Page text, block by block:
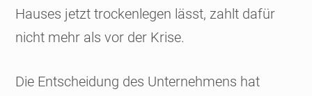
Hauses jetzt trocken­legen lässt, zahlt dafür
nicht mehr als vor der Krise.
Die Entschei­dung des Unter­nehmens hat